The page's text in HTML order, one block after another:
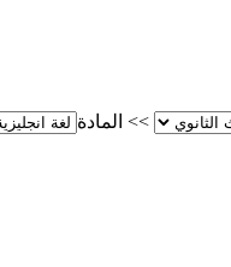
>> المادة